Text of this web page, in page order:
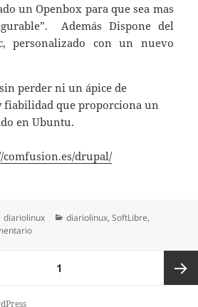
un Openbox para que sea mas
Además Dispone del
personalizado con un nuevo
perder ni un ápice de
fiabilidad que proporciona un
en Ubuntu.
comfusion.es/drupal/
Autor
diariolinux Categorías
diariolinux,SoftLibre,
en ComFusion 3
1